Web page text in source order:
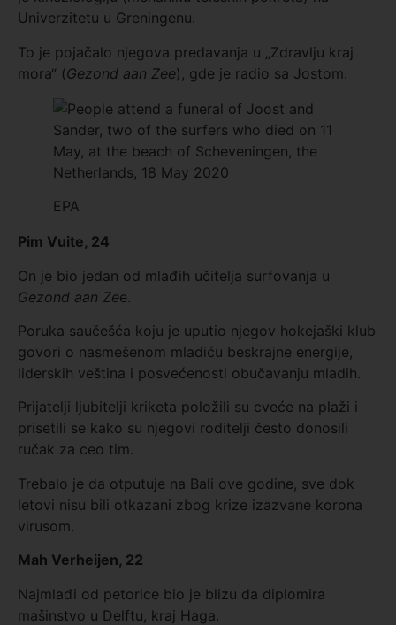
Univerzitetu u Greningenu.
To je pojačalo njegova predavanja u „Zdravlju kraj
mora“ (Gezond aan Zee), gde je radio sa Jostom.
EPA
Pim Vuite, 24
On je bio jedan od mlađih učitelja surfovanja u
Gezond aan Zee.
Poruka saučešća koju je uputio njegov hokejaški klub
govori o nasmešenom mladiću beskrajne energije,
liderskih veština i posvećenosti obučavanju mladih.
Prijatelji ljubitelji kriketa položili su cveće na plaži i
prisetili se kako su njegovi roditelji često donosili
ručak za ceo tim.
Trebalo je da otputuje na Bali ove godine, sve dok
letovi nisu bili otkazani zbog krize izazvane korona
virusom.
Mah Verheijen, 22
Najmlađi od petorice bio je blizu da diplomira
mašinstvo u Delftu, kraj Haga.